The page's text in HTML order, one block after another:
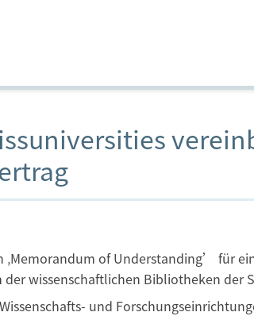
of Understanding’ für
wissenschaftlichen Bibliotheken der
und